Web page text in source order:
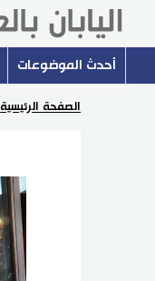
أحدث الموضوعات
الصفحة الرئيسية